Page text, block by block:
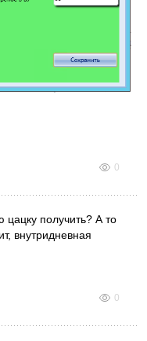
0
получить? А то
внутридневная
0